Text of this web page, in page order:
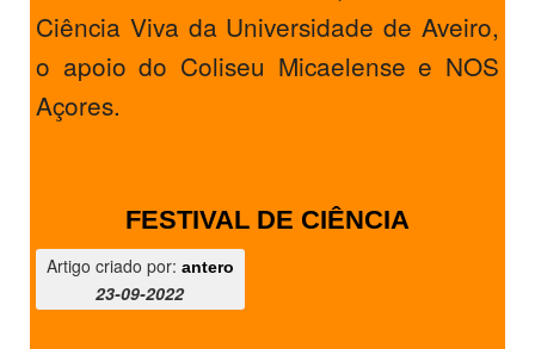
Ciência Viva da Universidade de Aveiro,
o apoio do Coliseu Micaelense e NOS
Açores.
FESTIVAL DE CIÊNCIA
Artigo criado por: antero
23-09-2022